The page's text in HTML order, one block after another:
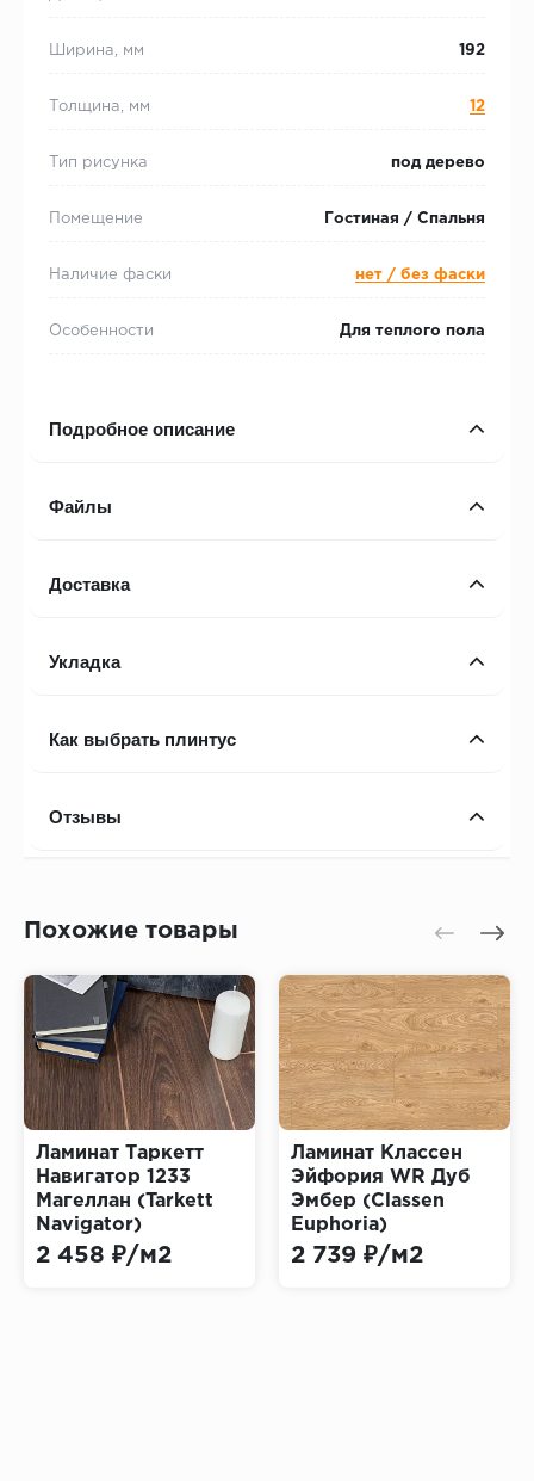
Ширина, мм 192
Толщина, мм 12
Тип рисунка под дерево
Помещение Гостиная / Спальня
Наличие фаски нет / без фаски
Особенности Для теплого пола
Подробное описание
Файлы
Доставка
Укладка
Как выбрать плинтус
Отзывы
Похожие товары
Ламинат Таркетт
Навигатор 1233
Магеллан (Tarkett
Navigator)
2 458 ₽/м2
Ламинат Классен
Эйфория WR Дуб
Эмбер (Classen
Euphoria)
2 739 ₽/м2